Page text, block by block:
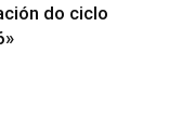
do ciclo